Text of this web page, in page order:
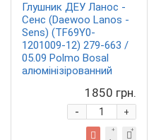
Глушник ДЕУ Ланос -
Сенс (Daewoo Lanos -
Sens) (TF69Y0-
1201009-12) 279-663 /
05.09 Polmo Bosal
алюмінізірованний
1850 грн.
+
-